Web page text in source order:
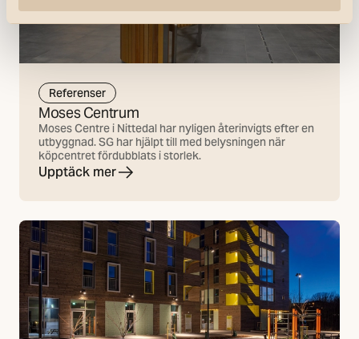
Referenser
Moses Centrum
Moses Centre i Nittedal har nyligen återinvigts efter en
utbyggnad. SG har hjälpt till med belysningen när
köpcentret fördubblats i storlek.
Upptäck mer